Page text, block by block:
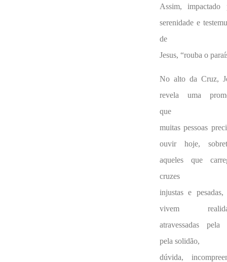
Assim, impactado
serenidade e
de
Jesus, “rouba o
No alto da Cruz,
revela uma
que
muitas pessoas
ouvir hoje,
aqueles que
cruzes
injustas e pesadas,
vivem
atravessadas pela
pela solidão,
dúvida,